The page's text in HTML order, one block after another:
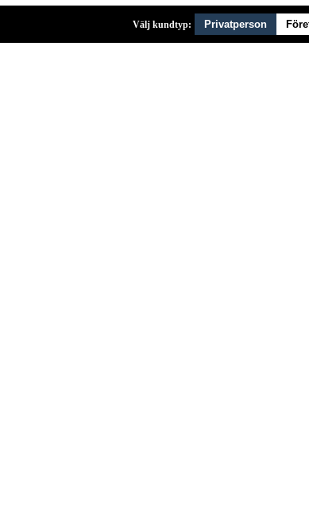
Välj kundtyp: Privatperson